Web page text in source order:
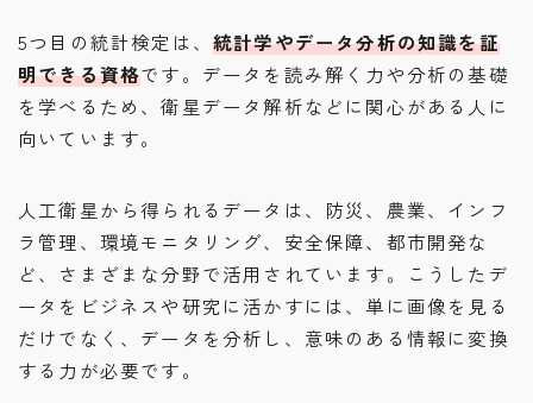
5つ目の統計検定は、 統計学やデータ分析の知識を証
明できる資格です。データを読み解く力や分析の基礎
を学べるため、衛星データ解析などに関心がある人に
向いています。
人工衛星から得られるデータは、防災、農業、インフ
ラ管理、環境モニタリング、安全保障、都市開発な
ど、さまざまな分野で活用されています。こうしたデ
ータをビジネスや研究に活かすには、単に画像を見る
だけでなく、データを分析し、意味のある情報に変換
する力が必要です。